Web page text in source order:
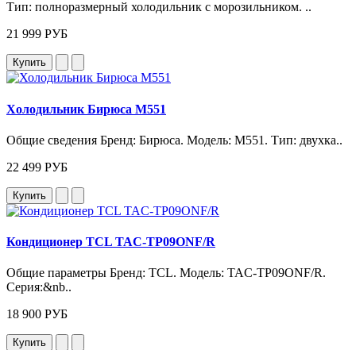
Тип: полноразмерный холодильник с морозильником. ..
21 999 РУБ
Купить
Холодильник Бирюса M551
Общие сведения Бренд: Бирюса. Модель: M551. Тип: двухка..
22 499 РУБ
Купить
Кондиционер TCL TAC-TP09ONF/R
Общие параметры Бренд: TCL. Модель: TAC‑TP09ONF/R.
Серия:&nb..
18 900 РУБ
Купить